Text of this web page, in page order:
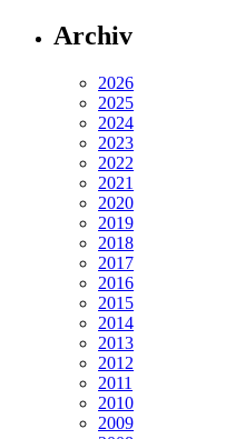
Archiv
2026
2025
2024
2023
2022
2021
2020
2019
2018
2017
2016
2015
2014
2013
2012
2011
2010
2009